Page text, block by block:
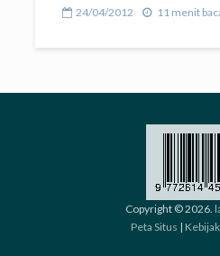
24/04/2012 11 menit
Copyright © 2026.
Peta Situs |